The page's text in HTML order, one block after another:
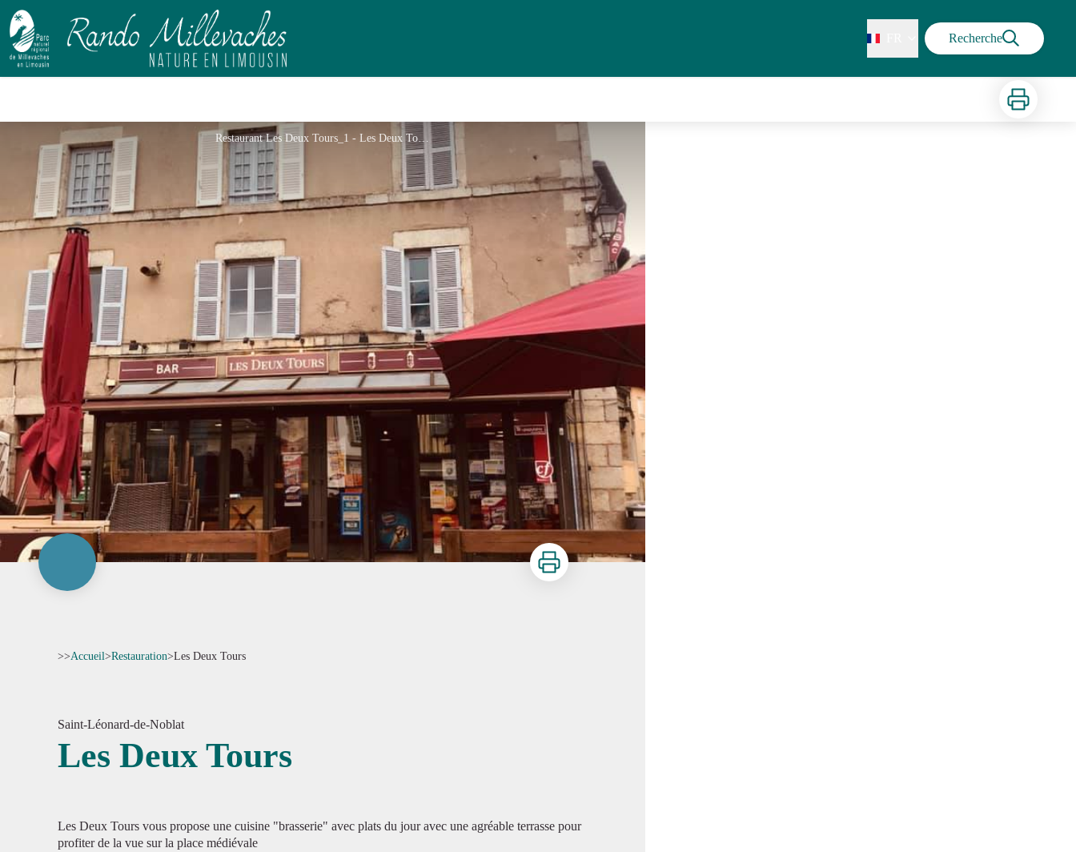
Recherche
Imprimer
Restaurant Les Deux Tours_1 - Les Deux Tours
Imprimer
>>Accueil>Restauration>Les Deux Tours
Saint-Léonard-de-Noblat
Les Deux Tours
Les Deux Tours vous propose une cuisine "brasserie" avec plats du jour avec une agréable terrasse pour
profiter de la vue sur la place médiévale